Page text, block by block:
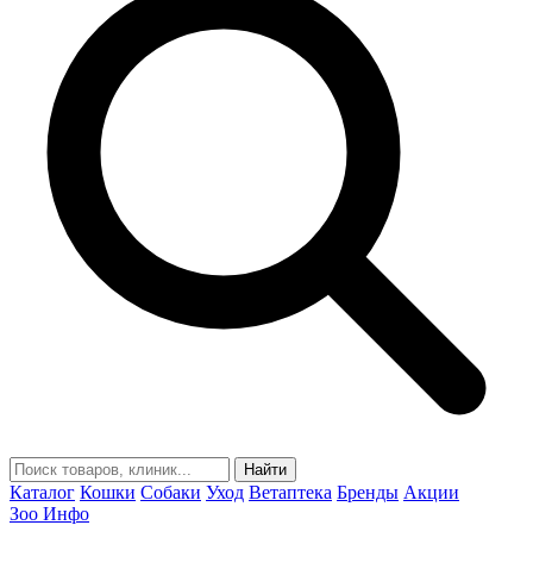
Найти
Каталог Кошки Собаки Уход Ветаптека Бренды Акции
Зоо Инфо